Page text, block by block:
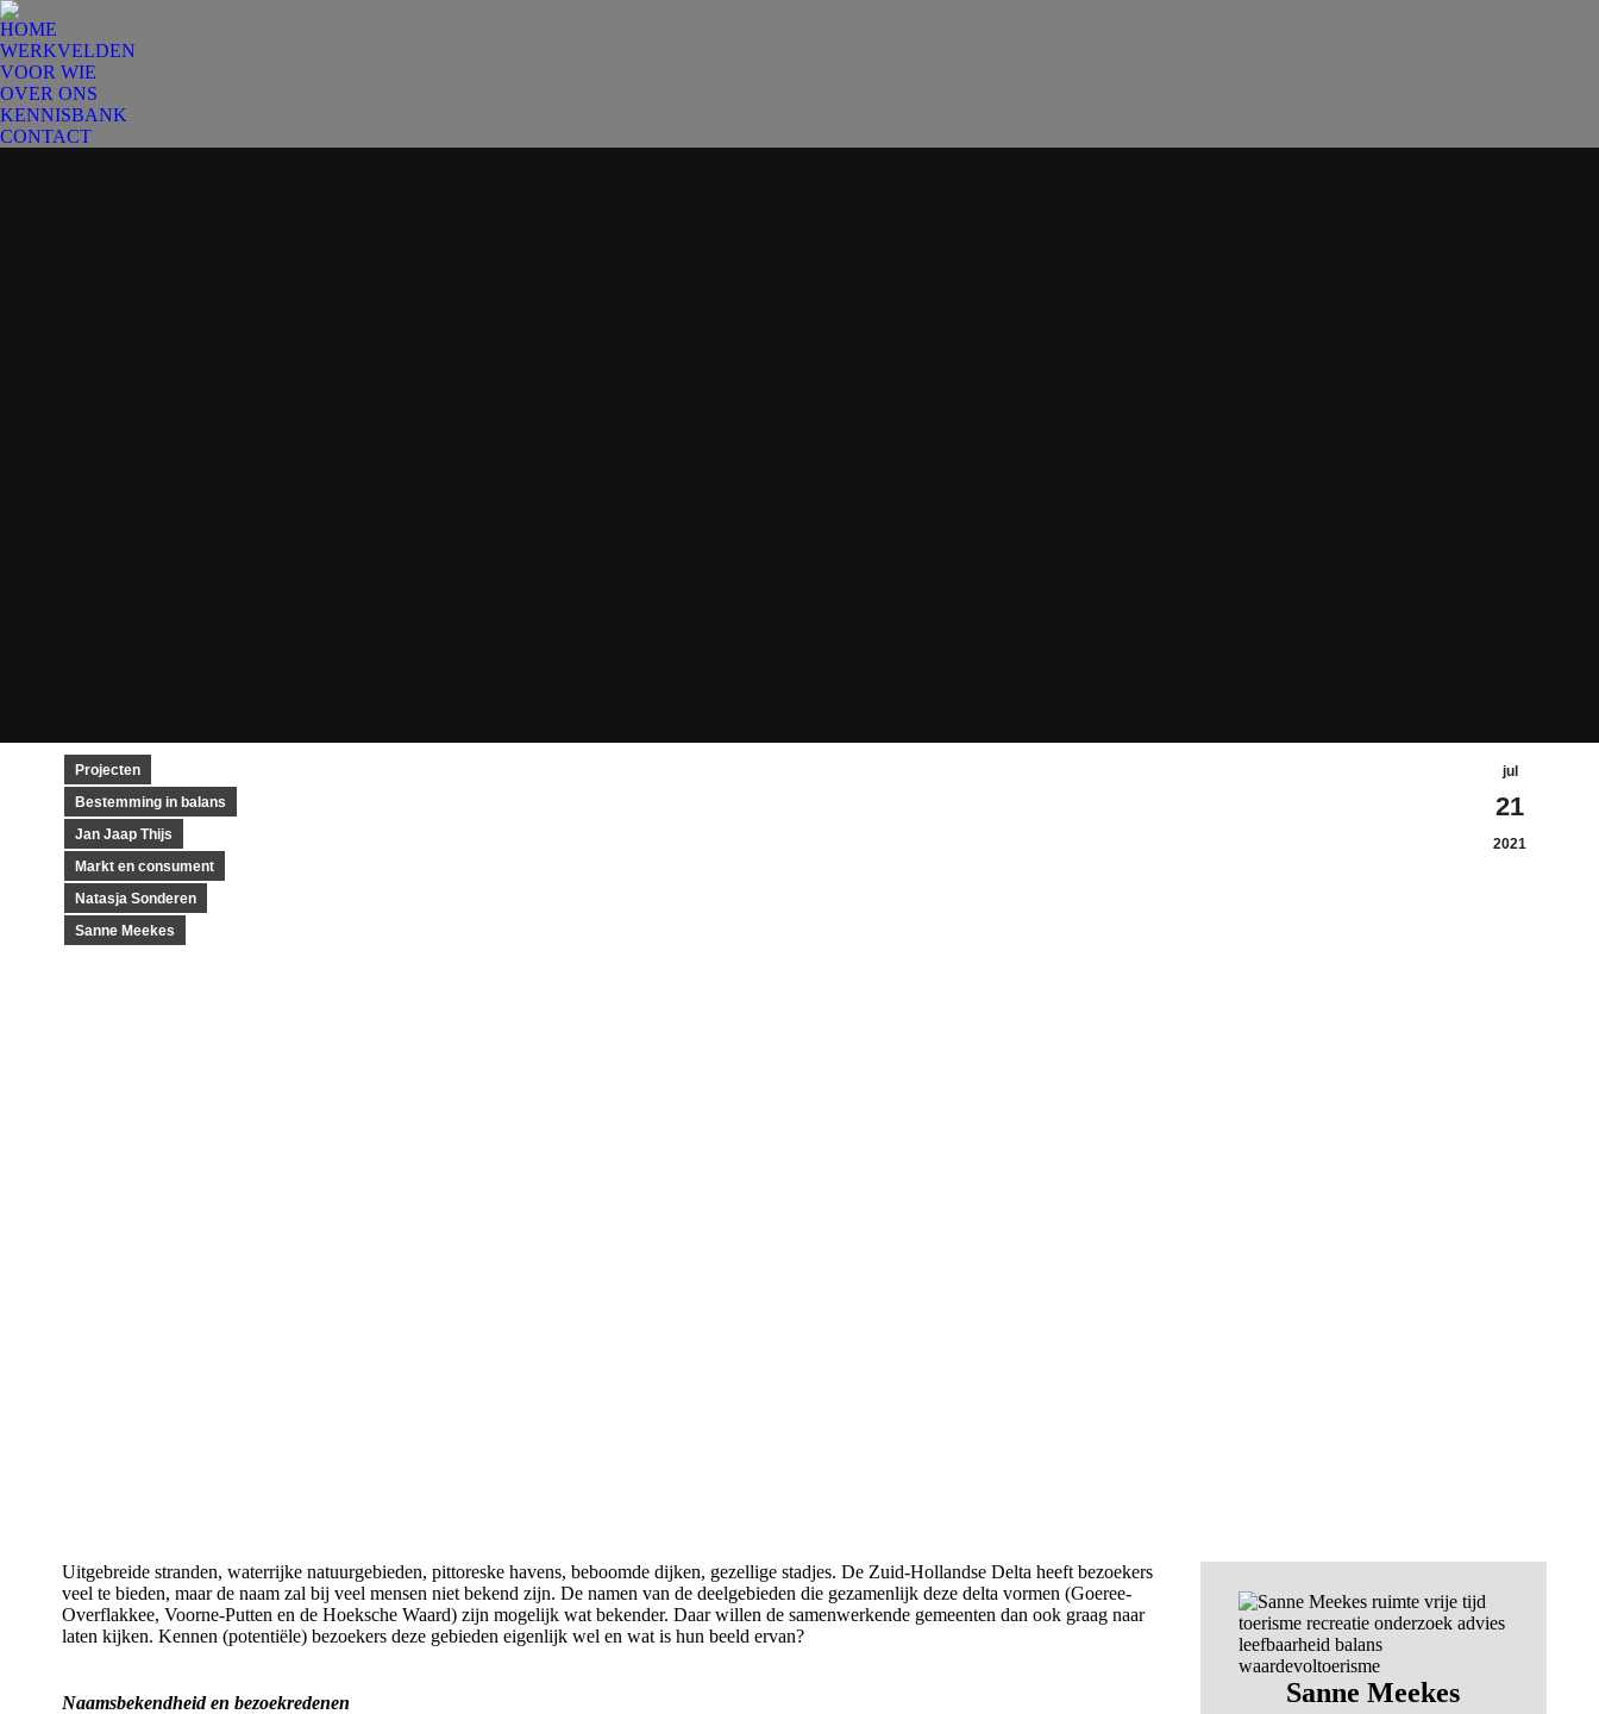
HOME
WERKVELDEN
VOOR WIE
OVER ONS
KENNISBANK
CONTACT
jul
21
2021
Projecten
Bestemming in balans
Jan Jaap Thijs
Markt en consument
Natasja Sonderen
Sanne Meekes
Uitgebreide stranden, waterrijke natuurgebieden, pittoreske havens, beboomde dijken, gezellige stadjes. De Zuid-Hollandse Delta heeft bezoekers
veel te bieden, maar de naam zal bij veel mensen niet bekend zijn. De namen van de deelgebieden die gezamenlijk deze delta vormen (Goeree-
Overflakkee, Voorne-Putten en de Hoeksche Waard) zijn mogelijk wat bekender. Daar willen de samenwerkende gemeenten dan ook graag naar
laten kijken. Kennen (potentiële) bezoekers deze gebieden eigenlijk wel en wat is hun beeld ervan?
Naamsbekendheid en bezoekredenen
Sanne Meekes